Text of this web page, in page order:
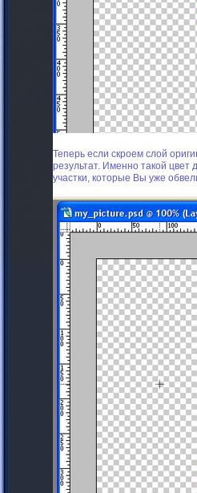
Теперь если скроем слой
результат. Именно такой цвет
участки, которые Вы уже